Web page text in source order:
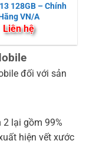
128GB – Chính
VN/A
Liên hệ
đối với sản
lại gồm 99%
hiện vết xước